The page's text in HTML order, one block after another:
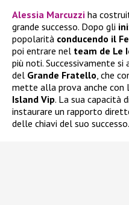
Alessia Marcuzzi ha
grande successo. Dopo gli
popolarità conducendo il
poi entrare nel team de Le
più noti. Successivamente
del Grande Fratello, che
mette alla prova anche con
Island Vip. La sua capacità
instaurare un rapporto
delle chiavi del suo successo.